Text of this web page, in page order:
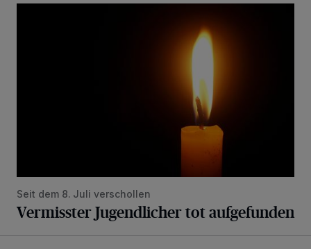
Seit dem 8. Juli verschollen
Vermisster Jugendlicher tot aufgefunden